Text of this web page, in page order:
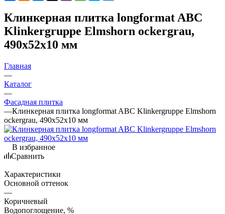
Клинкерная плитка longformat ABC
Klinkergruppe Elmshorn ockergrau,
490х52х10 мм
Главная
—
Каталог
—
Фасадная плитка
—Клинкерная плитка longformat ABC Klinkergruppe Elmshorn
ockergrau, 490х52х10 мм
В избранное
Сравнить
Характеристики
Основной оттенок
—
Коричневый
Водопоглощение, %